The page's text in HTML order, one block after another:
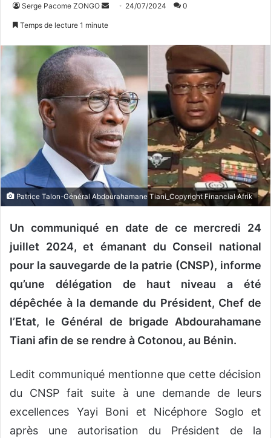
Serge Pacome ZONGO
o
y
e
r
u
n
c
o
u
r
r
i
24/07/2024 0
Temps de lecture 1 minute
Patrice Talon-Général Abdourahamane Tiani_Copyright Financial Afrik
Un communiqué en date de ce mercredi 24
juillet 2024, et émanant du Conseil national
pour la sauvegarde de la patrie (CNSP), informe
qu’une délégation de haut niveau a été
dépêchée à la demande du Président, Chef de
l’Etat, le Général de brigade Abdourahamane
Tiani afin de se rendre à Cotonou, au Bénin.
Ledit communiqué mentionne que cette décision
du CNSP fait suite à une demande de leurs
excellences Yayi Boni et Nicéphore Soglo et
après une autorisation du Président de la